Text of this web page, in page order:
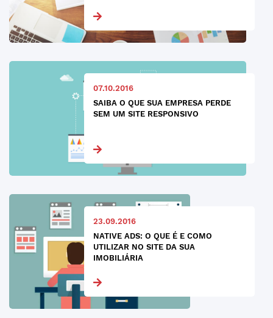
07.10.2016
SAIBA O QUE SUA EMPRESA PERDE
SEM UM SITE RESPONSIVO
23.09.2016
NATIVE ADS: O QUE É E COMO
UTILIZAR NO SITE DA SUA
IMOBILIÁRIA